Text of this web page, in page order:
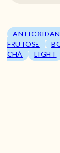
FRUTOSE
CHÁ
LIGHT